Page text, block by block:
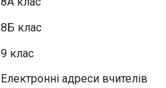
8Б клас
9 клас
Електронні адреси вчителів